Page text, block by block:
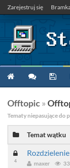
Zarejestruj się
Offtopic »
Tematy niepasujące do
Temat wątku
4 maxer